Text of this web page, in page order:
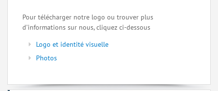
Pour télécharger notre logo ou trouver plus
d’informations sur nous, cliquez ci-dessous
Logo et identité visuelle
Photos